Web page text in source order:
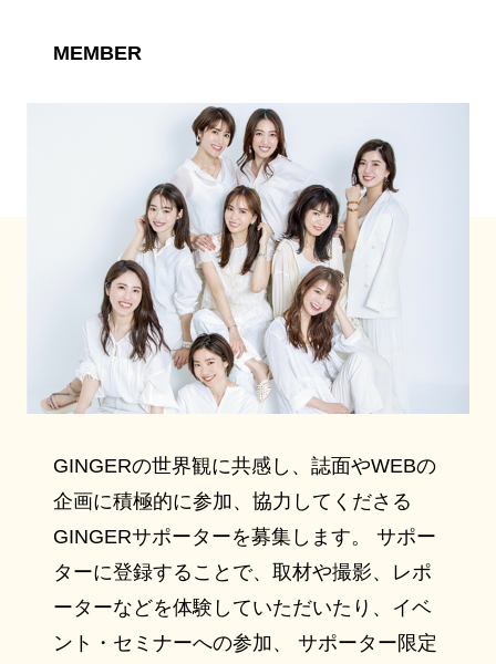
MEMBER
GINGERの世界観に共感し、誌面やWEBの
企画に積極的に参加、協力してくださる
GINGERサポーターを募集します。 サポー
ターに登録することで、取材や撮影、レポ
ーターなどを体験していただいたり、イベ
ント・セミナーへの参加、 サポーター限定